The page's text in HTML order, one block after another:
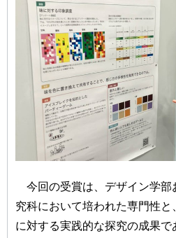
今回の受賞は、デザイン学部
究科において培われた専門性
に対する実践的な探究の成果